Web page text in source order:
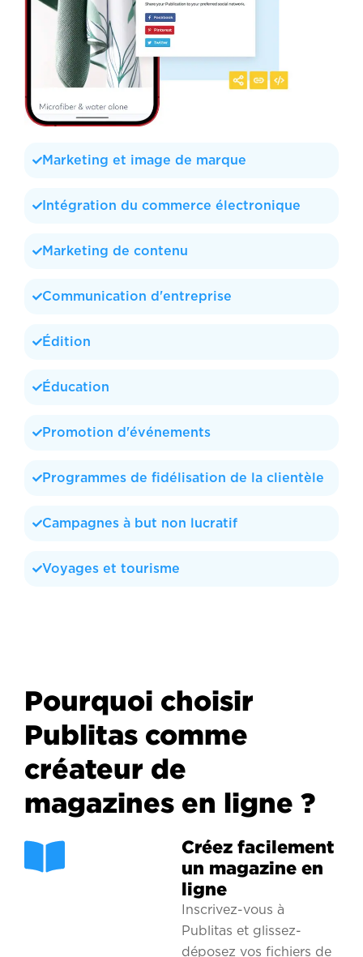
Marketing et image de marque
Intégration du commerce électronique
Marketing de contenu
Communication d'entreprise
Édition
Éducation
Promotion d'événements
Programmes de fidélisation de la clientèle
Campagnes à but non lucratif
Voyages et tourisme
Pourquoi choisir
Publitas comme
créateur de
magazines en ligne ?
Créez facilement
un magazine en
ligne
Inscrivez-vous à
Publitas et glissez-
déposez vos fichiers de